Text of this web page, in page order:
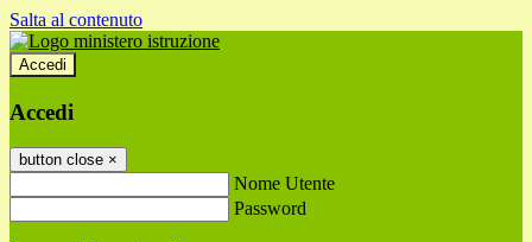
Salta al contenuto
Accedi
Accedi
button close ×
Nome Utente
Password